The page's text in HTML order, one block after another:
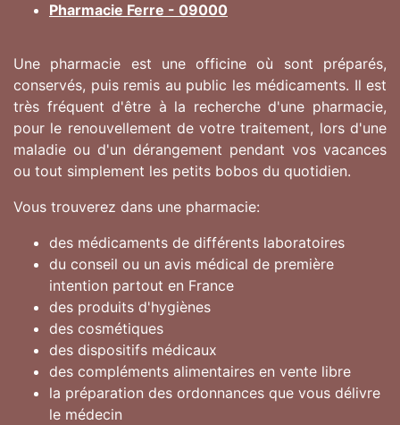
Pharmacie Ferre - 09000
Une pharmacie est une officine où sont préparés,
conservés, puis remis au public les médicaments. Il est
très fréquent d'être à la recherche d'une pharmacie,
pour le renouvellement de votre traitement, lors d'une
maladie ou d'un dérangement pendant vos vacances
ou tout simplement les petits bobos du quotidien.
Vous trouverez dans une pharmacie:
des médicaments de différents laboratoires
du conseil ou un avis médical de première
intention partout en France
des produits d'hygiènes
des cosmétiques
des dispositifs médicaux
des compléments alimentaires en vente libre
la préparation des ordonnances que vous délivre
le médecin